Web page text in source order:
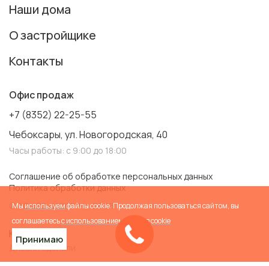
Наши дома
О застройщике
Контакты
Офис продаж
+7 (8352) 22-25-55
Чебоксары, ул. Новогородская, 40
Часы работы: с 9:00 до 18:00
© АО «СЗ «ИСКО-Ч». 2026
Соглашение об обработке персональных данных
Политика обработки данных
Карта сайта
Дизайн сделали
Мы используемфайлы cookie. Продолжая пользоваться сайтом, вы
соглашаетесьс использованием файлов cookie
Принимаю